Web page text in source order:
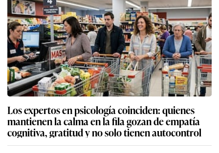
Los expertos en psicología coinciden: quienes
mantienen la calma en la fila gozan de empatía
cognitiva, gratitud y no solo tienen autocontrol